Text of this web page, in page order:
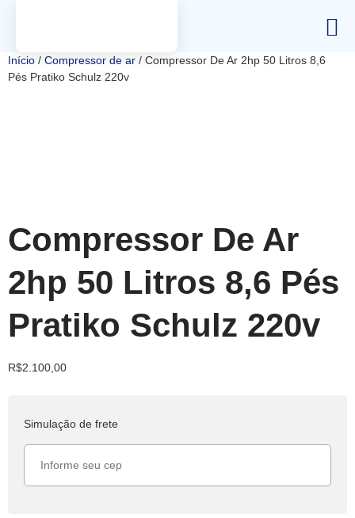
Início / Compressor de ar / Compressor De Ar 2hp 50 Litros 8,6
Pés Pratiko Schulz 220v
Compressor De Ar
2hp 50 Litros 8,6 Pés
Pratiko Schulz 220v
R$2.100,00
Simulação de frete